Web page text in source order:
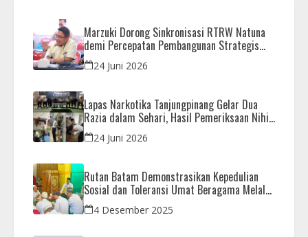
Marzuki Dorong Sinkronisasi RTRW Natuna
demi Percepatan Pembangunan Strategis
Daerah24 Juni 2026
Lapas Narkotika Tanjungpinang Gelar Dua
Razia dalam Sehari, Hasil Pemeriksaan Nihil
Barang Terlarang
24 Juni 2026
Rutan Batam Demonstrasikan Kepedulian
Sosial dan Toleransi Umat Beragama Melalui
Doa Bersama Korban Bencana
4 Desember 2025